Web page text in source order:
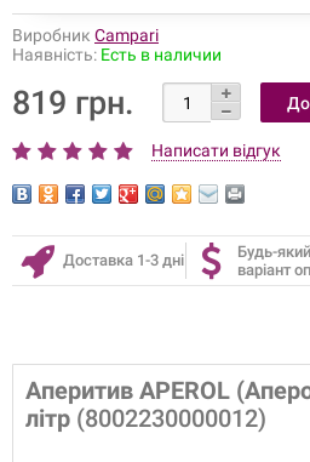
Виробник Campari
Наявність: Есть в наличии
819 грн.
Написати відгук
Доставка 1-3 дні
Будь-який
варіант
Аперитив APEROL
літр (8002230000012)